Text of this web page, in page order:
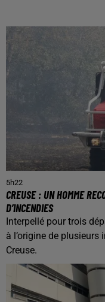
5h22
CREUSE : UN HOMME
D’INCENDIES
Interpellé pour trois
à l’origine de
Creuse.